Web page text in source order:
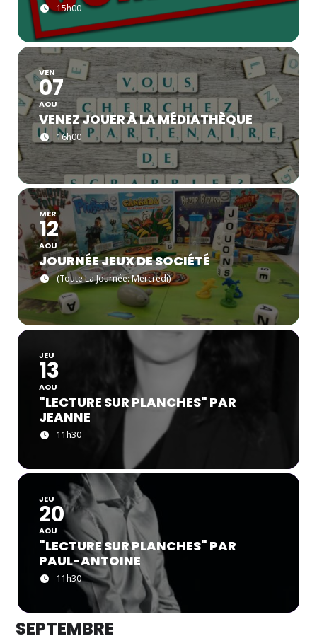
15h00
VEN
07
AOU
VENEZ JOUER À LA MÉDIATHÈQUE
16h00
MER
12
AOU
JOURNÉE JEUX DE SOCIÉTÉ
(Toute La Journée: Mercredi)
JEU
13
AOU
"LECTURE SUR PLANCHES" PAR
JEANNE
11h30
JEU
20
AOU
"LECTURE SUR PLANCHES" PAR
PAUL-ANTOINE
11h30
SEPTEMBRE